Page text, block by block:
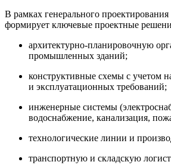
В рамках генерального
формирует ключевые проектные
архитектурно-планировочную
промышленных зданий;
конструктивные схемы с учетом
и эксплуатационных требований;
инженерные системы
водоснабжение, канализация,
технологические линии и
транспортную и складскую